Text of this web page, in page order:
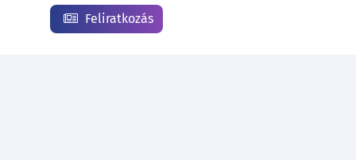
Feliratkozás